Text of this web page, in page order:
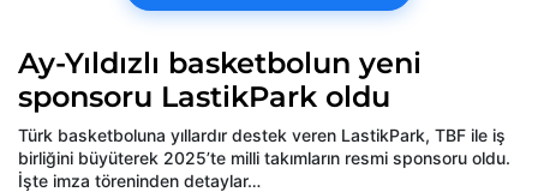
Ay-Yıldızlı basketbolun yeni
sponsoru LastikPark oldu
Türk basketboluna yıllardır destek veren LastikPark, TBF ile iş
birliğini büyüterek 2025’te milli takımların resmi sponsoru oldu.
İşte imza töreninden detaylar…